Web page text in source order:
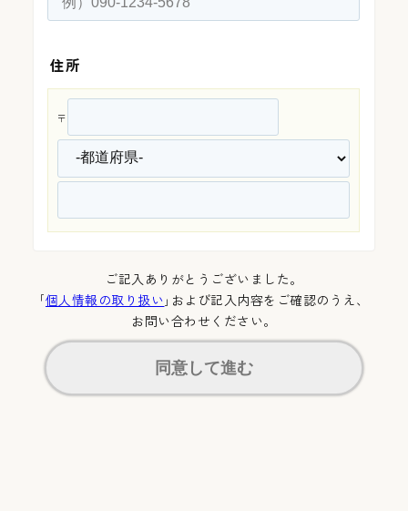
住所
〒
ご記入ありがとうございました。
｢個人情報の取り扱い ｣および記入内容をご確認のうえ、
お問い合わせください。
同意して進む